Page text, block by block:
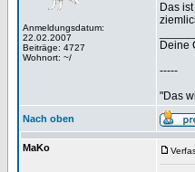
Anmeldungsdatum:
22.02.2007
Beiträge: 4727
Wohnort: ~/
Das
Deine
-----
"Das
Nach oben
MaKo